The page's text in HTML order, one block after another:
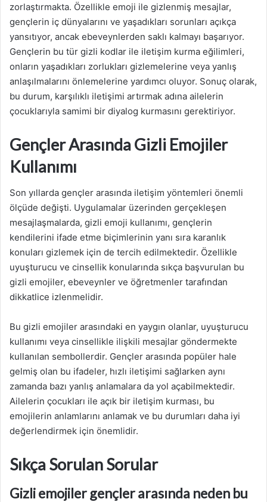
zorlaştırmakta. Özellikle emoji ile gizlenmiş mesajlar,
gençlerin iç dünyalarını ve yaşadıkları sorunları açıkça
yansıtıyor, ancak ebeveynlerden saklı kalmayı başarıyor.
Gençlerin bu tür gizli kodlar ile iletişim kurma eğilimleri,
onların yaşadıkları zorlukları gizlemelerine veya yanlış
anlaşılmalarını önlemelerine yardımcı oluyor. Sonuç olarak,
bu durum, karşılıklı iletişimi artırmak adına ailelerin
çocuklarıyla samimi bir diyalog kurmasını gerektiriyor.
Gençler Arasında Gizli Emojiler
Kullanımı
Son yıllarda gençler arasında iletişim yöntemleri önemli
ölçüde değişti. Uygulamalar üzerinden gerçekleşen
mesajlaşmalarda, gizli emoji kullanımı, gençlerin
kendilerini ifade etme biçimlerinin yanı sıra karanlık
konuları gizlemek için de tercih edilmektedir. Özellikle
uyuşturucu ve cinsellik konularında sıkça başvurulan bu
gizli emojiler, ebeveynler ve öğretmenler tarafından
dikkatlice izlenmelidir.
Bu gizli emojiler arasındaki en yaygın olanlar, uyuşturucu
kullanımı veya cinsellikle ilişkili mesajlar göndermekte
kullanılan sembollerdir. Gençler arasında popüler hale
gelmiş olan bu ifadeler, hızlı iletişimi sağlarken aynı
zamanda bazı yanlış anlamalara da yol açabilmektedir.
Ailelerin çocukları ile açık bir iletişim kurması, bu
emojilerin anlamlarını anlamak ve bu durumları daha iyi
değerlendirmek için önemlidir.
Sıkça Sorulan Sorular
Gizli emojiler gençler arasında neden bu